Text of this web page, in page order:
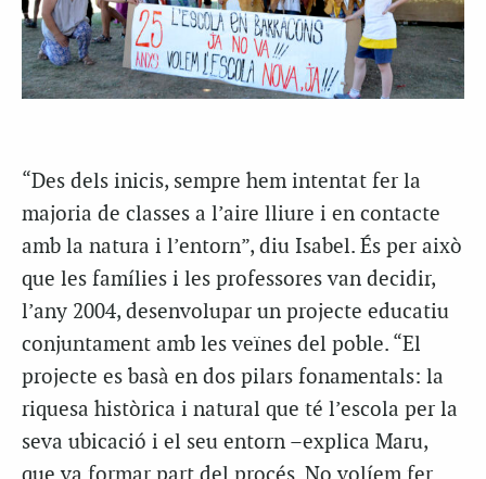
“Des dels inicis, sempre hem intentat fer la
majoria de classes a l’aire lliure i en contacte
amb la natura i l’entorn”, diu Isabel. És per això
que les famílies i les professores van decidir,
l’any 2004, desenvolupar un projecte educatiu
conjuntament amb les veïnes del poble. “El
projecte es basà en dos pilars fonamentals: la
riquesa històrica i natural que té l’escola per la
seva ubicació i el seu entorn –explica Maru,